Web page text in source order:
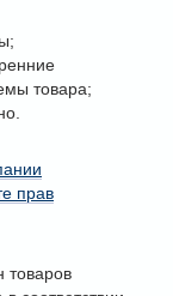
товара;
прав
товаров